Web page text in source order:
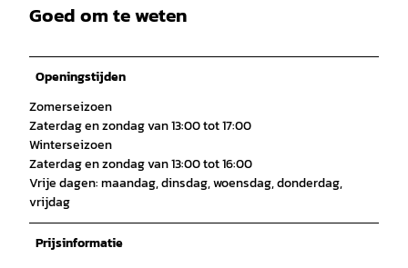
Goed om te weten
Openingstijden
Zomerseizoen
Zaterdag en zondag van 13:00 tot 17:00
Winterseizoen
Zaterdag en zondag van 13:00 tot 16:00
Vrije dagen: maandag, dinsdag, woensdag, donderdag,
vrijdag
Prijsinformatie